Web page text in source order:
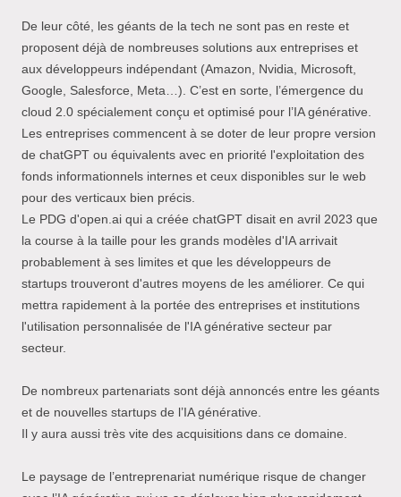
De leur côté, les géants de la tech ne sont pas en reste et
proposent déjà de nombreuses solutions aux entreprises et
aux développeurs indépendant (Amazon, Nvidia, Microsoft,
Google, Salesforce, Meta…). C’est en sorte, l’émergence du
cloud 2.0 spécialement conçu et optimisé pour l’IA générative.
Les entreprises commencent à se doter de leur propre version
de chatGPT ou équivalents avec en priorité l'exploitation des
fonds informationnels internes et ceux disponibles sur le web
pour des verticaux bien précis.
Le PDG d'open.ai qui a créée chatGPT disait en avril 2023 que
la course à la taille pour les grands modèles d'IA arrivait
probablement à ses limites et que les développeurs de
startups trouveront d'autres moyens de les améliorer. Ce qui
mettra rapidement à la portée des entreprises et institutions
l'utilisation personnalisée de l'IA générative secteur par
secteur.
De nombreux partenariats sont déjà annoncés entre les géants
et de nouvelles startups de l’IA générative.
Il y aura aussi très vite des acquisitions dans ce domaine.
Le paysage de l’entreprenariat numérique risque de changer